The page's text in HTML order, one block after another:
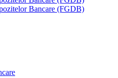
Bancare (FGDB)